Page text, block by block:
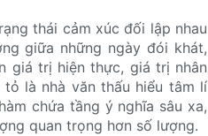
thái cảm xúc đối lập nhau
giữa những ngày đói khát,
giá trị hiện thực, giá trị nhân
là nhà văn thấu hiểu tâm lí
chứa tầng ý nghĩa sâu xa,
quan trọng hơn số lượng.